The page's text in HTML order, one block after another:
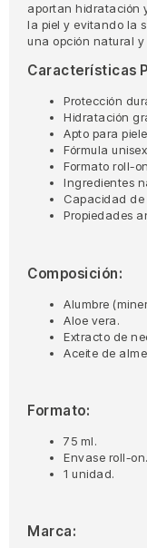
aportan hidratación
la piel y evitando la
una opción natural
Características
Protección
Hidratación
Apto para
Fórmula
Formato roll-
Ingredientes
Capacidad de
Propiedades
Composición:
Alumbre
Aloe vera.
Extracto de
Aceite de
Formato:
75 ml.
Envase roll-on.
1 unidad.
Marca: